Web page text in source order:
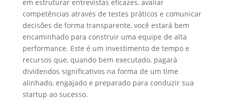
em estruturar entrevistas eficazes, avaliar
competências através de testes práticos e comunicar
decisões de forma transparente, você estará bem
encaminhado para construir uma equipe de alta
performance. Este é um investimento de tempo e
recursos que, quando bem executado, pagará
dividendos significativos na forma de um time
alinhado, engajado e preparado para conduzir sua
startup ao sucesso.